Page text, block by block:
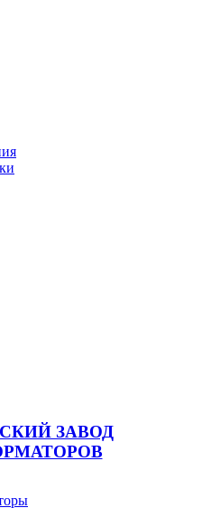
ЗАВОД